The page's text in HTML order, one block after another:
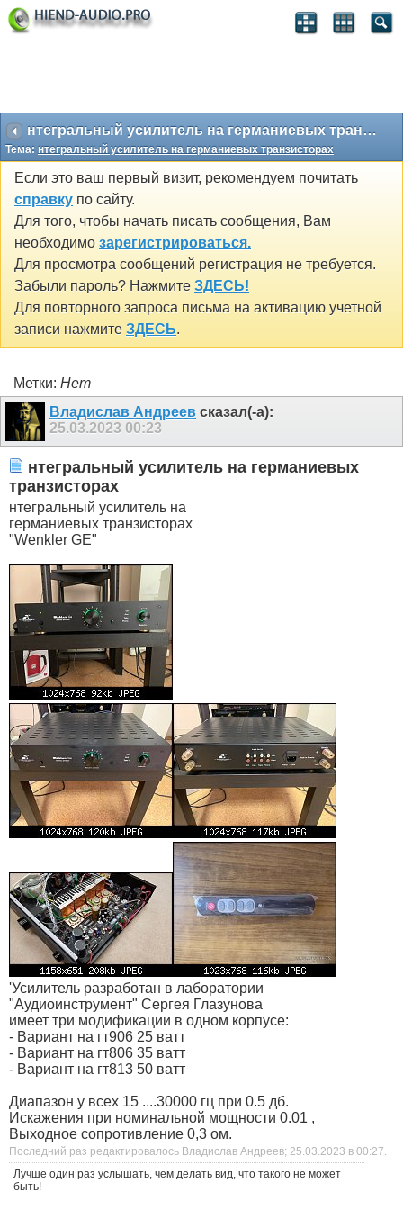
нтегральный усилитель на германиевых транзисторах
Тема: нтегральный усилитель на германиевых транзисторах
Если это ваш первый визит, рекомендуем почитать
справку по сайту.
Для того, чтобы начать писать сообщения, Вам
необходимо зарегистрироваться.
Для просмотра сообщений регистрация не требуется.
Забыли пароль? Нажмите ЗДЕСЬ!
Для повторного запроса письма на активацию учетной
записи нажмите ЗДЕСЬ.
Метки: Нет
Владислав Андреев сказал(-а):
25.03.2023 00:23
нтегральный усилитель на германиевых
транзисторах
нтегральный усилитель на
германиевых транзисторах
"Wenkler GE"
'Усилитель разработан в лаборатории
"Аудиоинструмент" Сергея Глазунова
имеет три модификации в одном корпусе:
- Вариант на гт906 25 ватт
- Вариант на гт806 35 ватт
- Вариант на гт813 50 ватт
Диапазон у всех 15 ....30000 гц при 0.5 дб.
Искажения при номинальной мощности 0.01 ,
Выходное сопротивление 0,3 ом.
Последний раз редактировалось Владислав Андреев; 25.03.2023 в 00:27.
Лучше один раз услышать, чем делать вид, что такого не может
быть!